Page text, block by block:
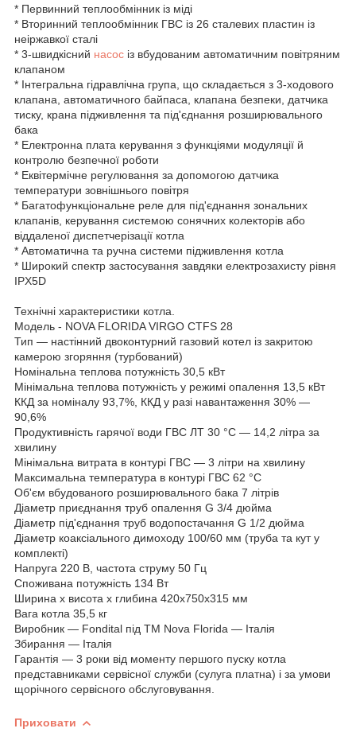
* Первинний теплообмінник із міді
* Вторинний теплообмінник ГВС із 26 сталевих пластин із
неіржавкої сталі
* 3-швидкісний насос із вбудованим автоматичним повітряним
клапаном
* Інтегральна гідравлічна група, що складається з 3-ходового
клапана, автоматичного байпаса, клапана безпеки, датчика
тиску, крана підживлення та під'єднання розширювального
бака
* Електронна плата керування з функціями модуляції й
контролю безпечної роботи
* Еквітермічне регулювання за допомогою датчика
температури зовнішнього повітря
* Багатофункціональне реле для під'єднання зональних
клапанів, керування системою сонячних колекторів або
віддаленої диспетчерізації котла
* Автоматична та ручна системи підживлення котла
* Широкий спектр застосування завдяки електрозахисту рівня
IPX5D
Технічні характеристики котла.
Модель - NOVA FLORIDA VIRGO CTFS 28
Тип — настінний двоконтурний газовий котел із закритою
камерою згоряння (турбований)
Номінальна теплова потужність 30,5 кВт
Мінімальна теплова потужність у режимі опалення 13,5 кВт
ККД за номіналу 93,7%, ККД у разі навантаження 30% —
90,6%
Продуктивність гарячої води ГВС ЛТ 30 °C — 14,2 літра за
хвилину
Мінімальна витрата в контурі ГВС — 3 літри на хвилину
Максимальна температура в контурі ГВС 62 °C
Об'єм вбудованого розширювального бака 7 літрів
Діаметр приєднання труб опалення G 3/4 дюйма
Діаметр під'єднання труб водопостачання G 1/2 дюйма
Діаметр коаксіального димоходу 100/60 мм (труба та кут у
комплекті)
Напруга 220 В, частота струму 50 Гц
Споживана потужність 134 Вт
Ширина х висота х глибина 420x750x315 мм
Вага котла 35,5 кг
Виробник — Fondital під ТМ Nova Florida — Італія
Збирання — Італія
Гарантія — 3 роки від моменту першого пуску котла
представниками сервісної служби (сулуга платна) і за умови
щорічного сервісного обслуговування.
Приховати